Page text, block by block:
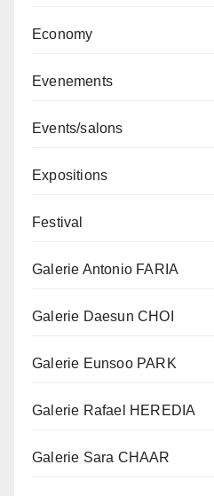
Economy
Evenements
Events/salons
Expositions
Festival
Galerie Antonio FARIA
Galerie Daesun CHOI
Galerie Eunsoo PARK
Galerie Rafael HEREDIA
Galerie Sara CHAAR